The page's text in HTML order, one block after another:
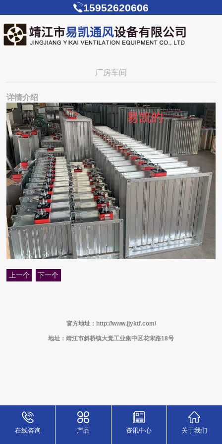
15952620606
厂房车间
详情介绍
上一个 下一个
官方地址：http://www.jjyktf.com/
地址：靖江市斜桥镇大觉工业集中区花宋路18号
在线咨询 产品 资讯中心 关于我们